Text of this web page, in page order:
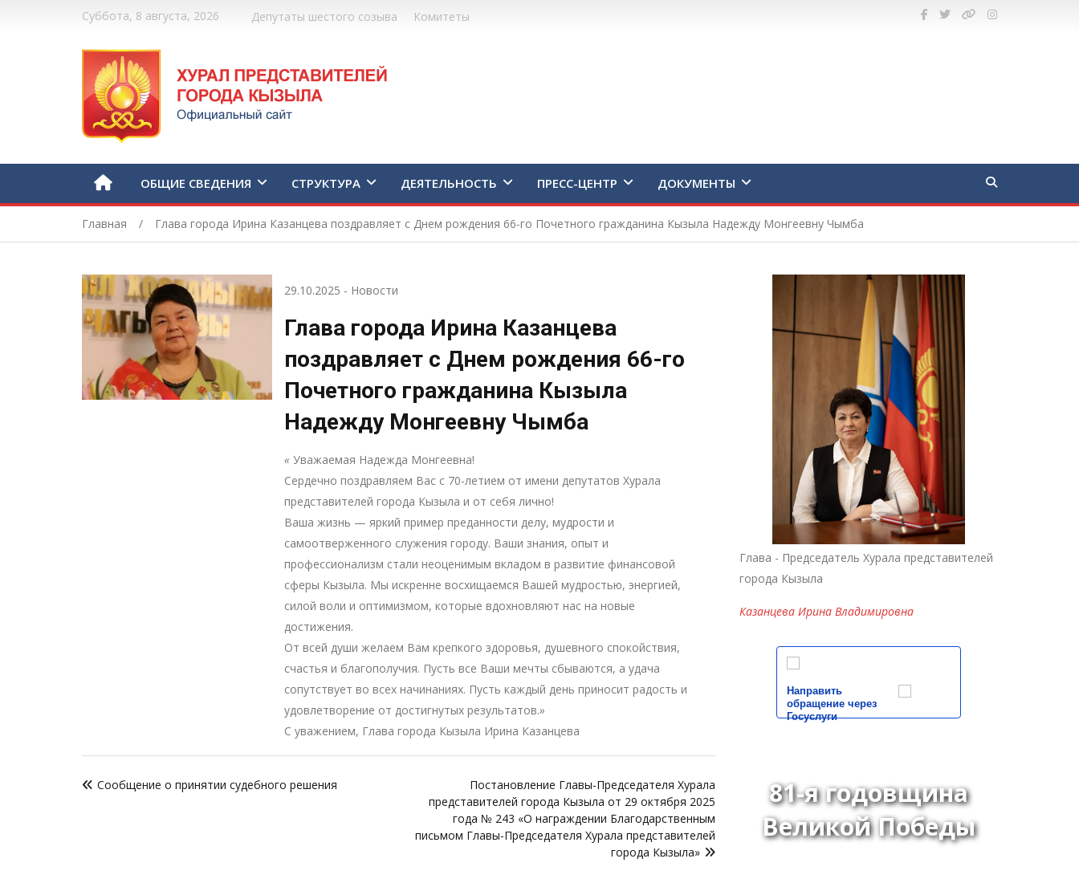
Суббота, 8 августа, 2026 Депутаты шестого созыва Комитеты
ОБЩИЕ СВЕДЕНИЯ СТРУКТУРА ДЕЯТЕЛЬНОСТЬ ПРЕСС-ЦЕНТР ДОКУМЕНТЫ
Главная Глава города Ирина Казанцева поздравляет с Днем рождения 66-го Почетного гражданина Кызыла Надежду Монгеевну Чымба
29.10.2025 - Новости
Глава города Ирина Казанцева
поздравляет с Днем рождения 66-го
Почетного гражданина Кызыла
Надежду Монгеевну Чымба
«Уважаемая Надежда Монгеевна!
Сердечно поздравляем Вас с 70-летием от имени депутатов Хурала
представителей города Кызыла и от себя лично!
Ваша жизнь — яркий пример преданности делу, мудрости и
самоотверженного служения городу. Ваши знания, опыт и
профессионализм стали неоценимым вкладом в развитие финансовой
сферы Кызыла. Мы искренне восхищаемся Вашей мудростью, энергией,
силой воли и оптимизмом, которые вдохновляют нас на новые
достижения.
От всей души желаем Вам крепкого здоровья, душевного спокойствия,
счастья и благополучия. Пусть все Ваши мечты сбываются, а удача
сопутствует во всех начинаниях. Пусть каждый день приносит радость и
удовлетворение от достигнутых результатов.»
С уважением, Глава города Кызыла Ирина Казанцева
поСообщение о принятии судебного решения
Постановление Главы-Председателя Хурала
представителей города Кызыла от 29 октября 2025
года № 243 «О награждении Благодарственным
письмом Главы-Председателя Хурала представителей
города Кызыла»
Глава - Председатель Хурала представителей
города Кызыла
Казанцева Ирина Владимировна
Направить
обращение через
Госуслуги
81-я годовщина
Великой Победы